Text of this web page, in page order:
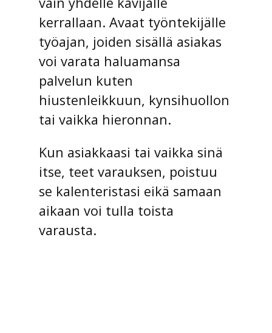
kerrallaan. Avaat työntekijälle
työajan, joiden sisällä asiakas
voi varata haluamansa
palvelun kuten
hiustenleikkuun, kynsihuollon
tai vaikka hieronnan.
Kun asiakkaasi tai vaikka sinä
itse, teet varauksen, poistuu
se kalenteristasi eikä samaan
aikaan voi tulla toista
varausta.